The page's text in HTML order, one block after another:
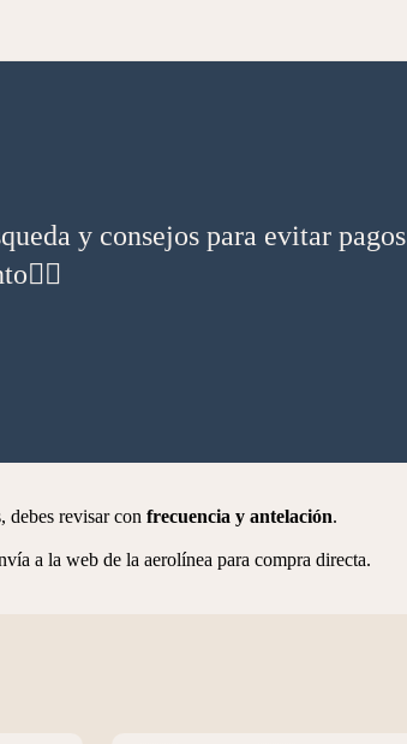
y consejos para evitar pagos
debes revisar con frecuencia y antelación.
a la web de la aerolínea para compra directa.